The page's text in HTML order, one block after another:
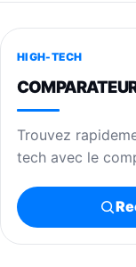
HIGH-TECH
Trouvez
tech avec le